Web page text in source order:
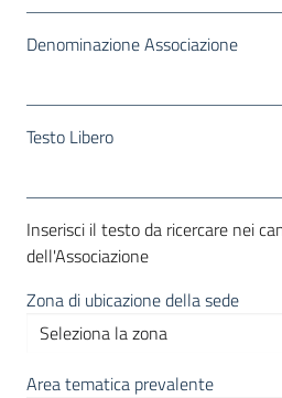
Denominazione Associazione
Testo Libero
Inserisci il testo da ricercare nei
dell'Associazione
Zona di ubicazione della sede
Area tematica prevalente